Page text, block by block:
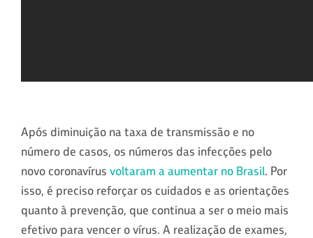
Após diminuição na taxa de transmissão e no
número de casos, os números das infecções pelo
novo coronavírus voltaram a aumentar no Brasil. Por
isso, é preciso reforçar os cuidados e as orientações
quanto à prevenção, que continua a ser o meio mais
efetivo para vencer o vírus. A realização de exames,